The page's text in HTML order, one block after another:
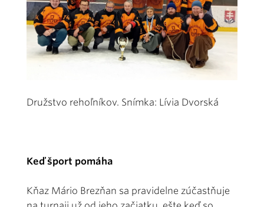
Družstvo rehoľníkov. Snímka: Lívia Dvorská
Keď šport pomáha
Kňaz Mário Brezňan sa pravidelne zúčastňuje